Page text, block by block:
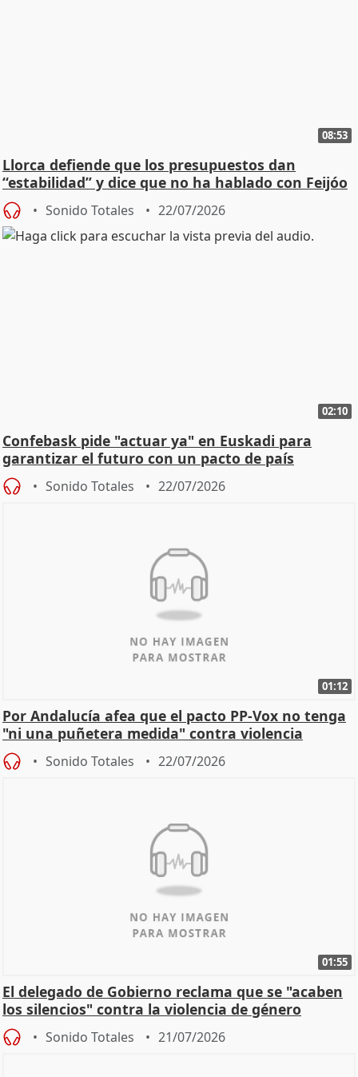
08:53
Llorca defiende que los presupuestos dan
“estabilidad” y dice que no ha hablado con Feijóo
Sonido Totales 22/07/2026
02:10
Confebask pide "actuar ya" en Euskadi para
garantizar el futuro con un pacto de país
Sonido Totales 22/07/2026
01:12
Por Andalucía afea que el pacto PP-Vox no tenga
"ni una puñetera medida" contra violencia
machista
Sonido Totales 22/07/2026
01:55
El delegado de Gobierno reclama que se "acaben
los silencios" contra la violencia de género
Sonido Totales 21/07/2026